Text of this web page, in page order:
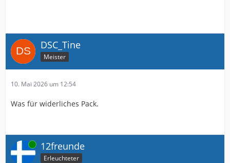
DSC_Tine
Meister
10. Mai 2026 um 12:54
Was für widerliches Pack.
Online 12freunde
Erleuchteter